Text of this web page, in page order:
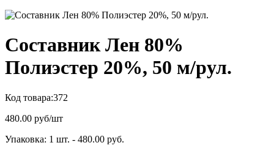
Составник Лен 80%
Полиэстер 20%, 50 м/рул.
Код товара:372
480.00 руб/шт
Упаковка: 1 шт. - 480.00 руб.